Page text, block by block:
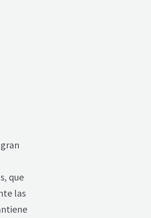
que
las